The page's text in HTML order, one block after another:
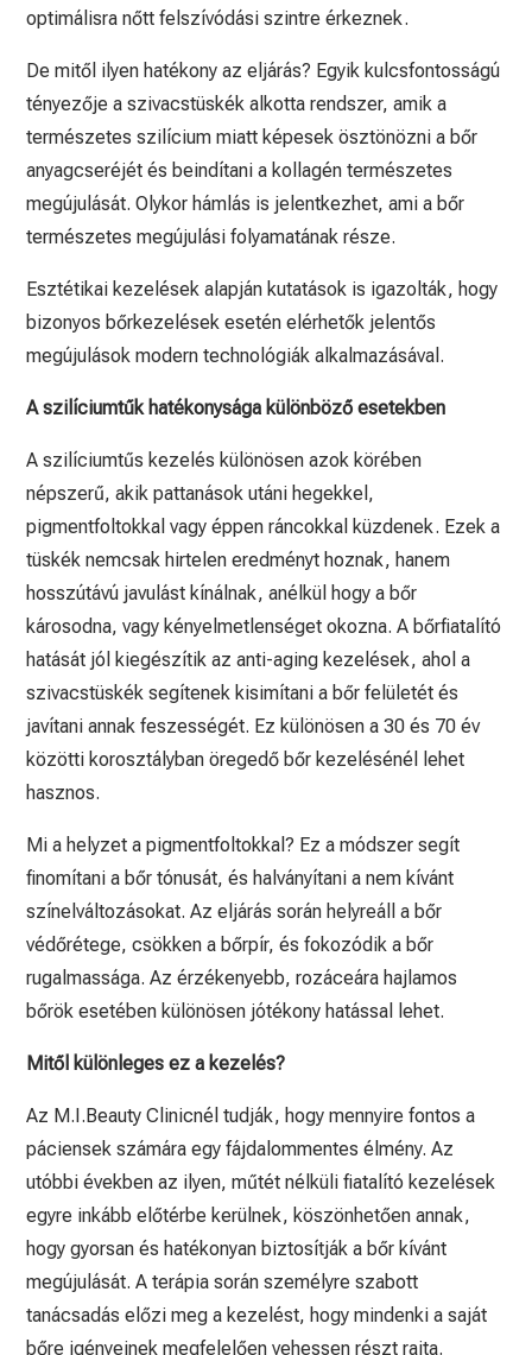
optimálisra nőtt felszívódási szintre érkeznek.
De mitől ilyen hatékony az eljárás? Egyik kulcsfontosságú
tényezője a szivacstüskék alkotta rendszer, amik a
természetes szilícium miatt képesek ösztönözni a bőr
anyagcseréjét és beindítani a kollagén természetes
megújulását. Olykor hámlás is jelentkezhet, ami a bőr
természetes megújulási folyamatának része.
Esztétikai kezelések alapján kutatások is igazolták, hogy
bizonyos bőrkezelések esetén elérhetők jelentős
megújulások modern technológiák alkalmazásával.
A szilíciumtűk hatékonysága különböző esetekben
A szilíciumtűs kezelés különösen azok körében
népszerű, akik pattanások utáni hegekkel,
pigmentfoltokkal vagy éppen ráncokkal küzdenek. Ezek a
tüskék nemcsak hirtelen eredményt hoznak, hanem
hosszútávú javulást kínálnak, anélkül hogy a bőr
károsodna, vagy kényelmetlenséget okozna. A bőrfiatalító
hatását jól kiegészítik az anti-aging kezelések, ahol a
szivacstüskék segítenek kisimítani a bőr felületét és
javítani annak feszességét. Ez különösen a 30 és 70 év
közötti korosztályban öregedő bőr kezelésénél lehet
hasznos.
Mi a helyzet a pigmentfoltokkal? Ez a módszer segít
finomítani a bőr tónusát, és halványítani a nem kívánt
színelváltozásokat. Az eljárás során helyreáll a bőr
védőrétege, csökken a bőrpír, és fokozódik a bőr
rugalmassága. Az érzékenyebb, rozáceára hajlamos
bőrök esetében különösen jótékony hatással lehet.
Mitől különleges ez a kezelés?
Az M.I.Beauty Clinicnél tudják, hogy mennyire fontos a
páciensek számára egy fájdalommentes élmény. Az
utóbbi években az ilyen, műtét nélküli fiatalító kezelések
egyre inkább előtérbe kerülnek, köszönhetően annak,
hogy gyorsan és hatékonyan biztosítják a bőr kívánt
megújulását. A terápia során személyre szabott
tanácsadás előzi meg a kezelést, hogy mindenki a saját
bőre igényeinek megfelelően vehessen részt rajta.